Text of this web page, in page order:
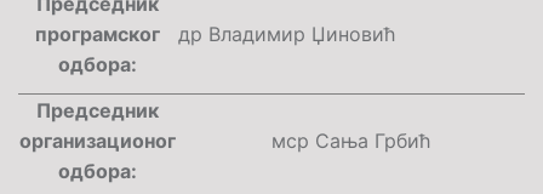
програмског
одбора:
др Владимир Џиновић
Председник
организационог
одбора:
мср Сања Грбић